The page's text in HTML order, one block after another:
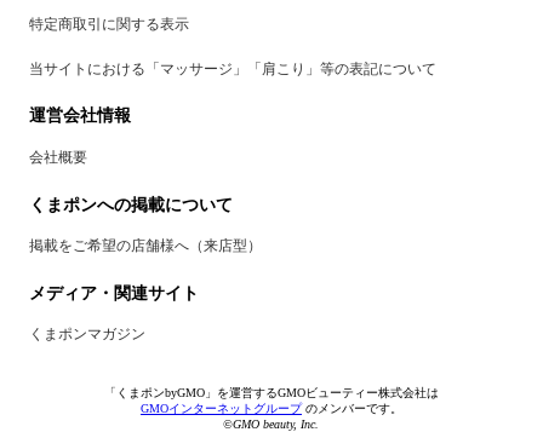
特定商取引に関する表示
当サイトにおける「マッサージ」「肩こり」等の表記について
運営会社情報
会社概要
くまポンへの掲載について
掲載をご希望の店舗様へ（来店型）
メディア・関連サイト
くまポンマガジン
「くまポンbyGMO」を運営するGMOビューティー株式会社は
GMOインターネットグループのメンバーです。
©GMO beauty, Inc.